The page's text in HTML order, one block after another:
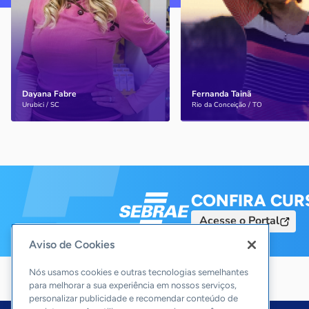
Dayana Fabre
Urubici / SC
virou atrativo turístico em
Santa Catarina.
Saiba mais
Fernanda Tainã
Rio da Conceição / TO
segmento das Serras
(TO)
Saiba mais
CONFIRA
Acesse o Portal
Aviso de Cookies
Nós usamos cookies e outras tecnologias semelhantes
para melhorar a sua experiência em nossos serviços,
personalizar publicidade e recomendar conteúdo de